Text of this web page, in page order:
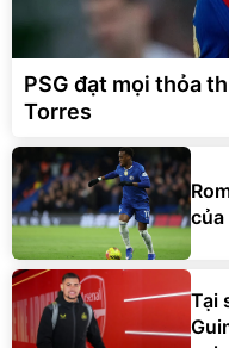
PSG đạt mọi thỏa
Torres
của
Tại